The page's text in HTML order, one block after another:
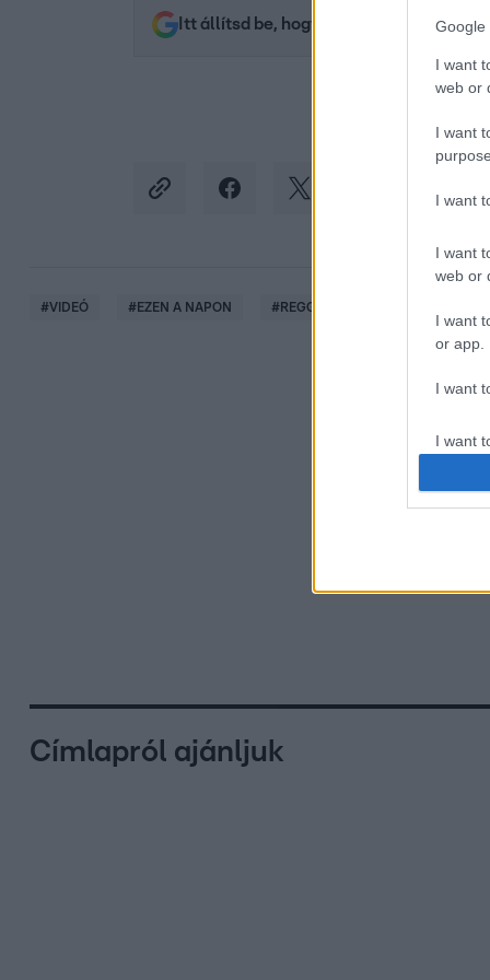
Google
I want
web or
I want
I want
I want
web or
I want
or app.
I want
I want
Itt állítsd be, hogy az RTL.hu az elsők
#VIDEÓ #EZEN A NAPON #REGGELI
Címlapról ajánljuk